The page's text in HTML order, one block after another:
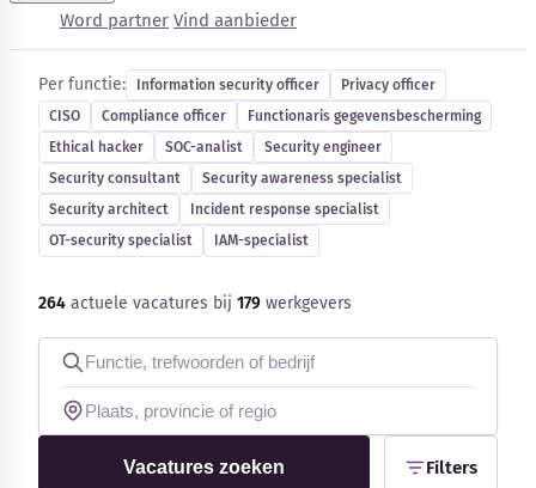
Word partner Vind aanbieder
Kennisbank
Blog
Bedrijfsupdates
Cybersecurity-vacatures
Per functie: Information security officer
Privacy officer
CISO
Compliance officer
Functionaris gegevensbescherming
Ethical hacker
SOC-analist
Security engineer
Security consultant
Security awareness specialist
Security architect
Incident response specialist
OT-security specialist
IAM-specialist
264 actuele vacatures bij 179 werkgevers
Vacatures zoeken Filters